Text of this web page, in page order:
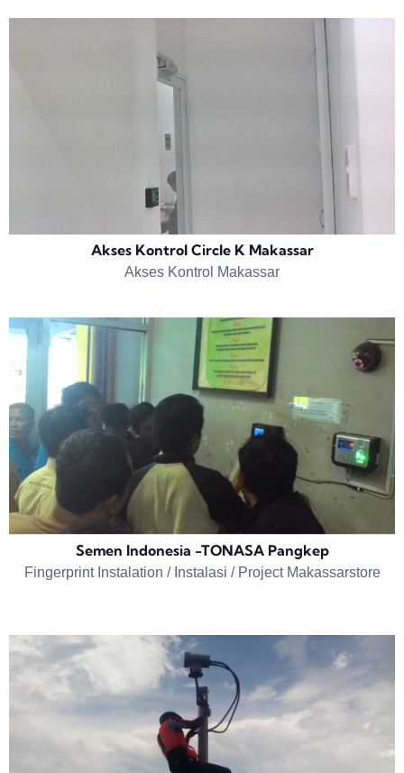
Akses Kontrol Circle K Makassar
Akses Kontrol Makassar
Semen Indonesia -TONASA Pangkep
Fingerprint Instalation / Instalasi / Project Makassarstore